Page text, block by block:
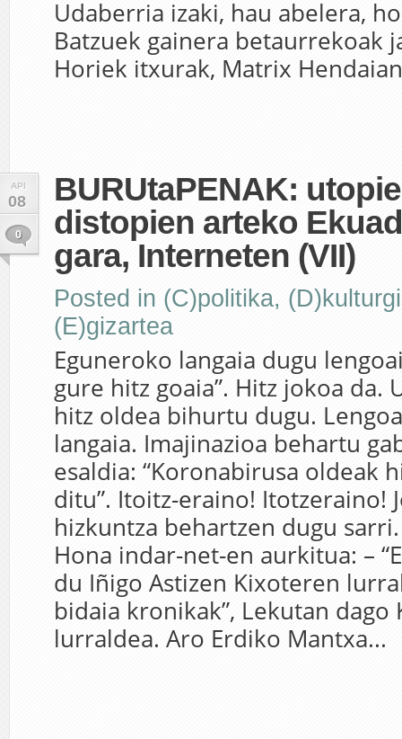
Udaberria izaki, hau abelera,
Batzuek gainera betaurrekoak
Horiek itxurak, Matrix
API
08
0
BURUtaPENAK:
distopien arteko
gara, Interneten (VII)
Posted in (C)politika,
(E)gizartea
Eguneroko langaia dugu
gure hitz goaia”. Hitz jokoa da.
hitz oldea bihurtu dugu.
langaia. Imajinazioa behartu
esaldia: “Koronabirusa oldeak
ditu”. Itoitz-eraino! Itotzeraino!
hizkuntza behartzen dugu
Hona indar-net-en aurkitua: –
du Iñigo Astizen Kixoteren
bidaia kronikak”, Lekutan dago
lurraldea. Aro Erdiko Mantxa...